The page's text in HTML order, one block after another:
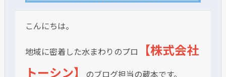
こんにちは。
地域に密着した水まわりのプロ
【株式会社
トーシン】
のブログ担当の蔵本です。